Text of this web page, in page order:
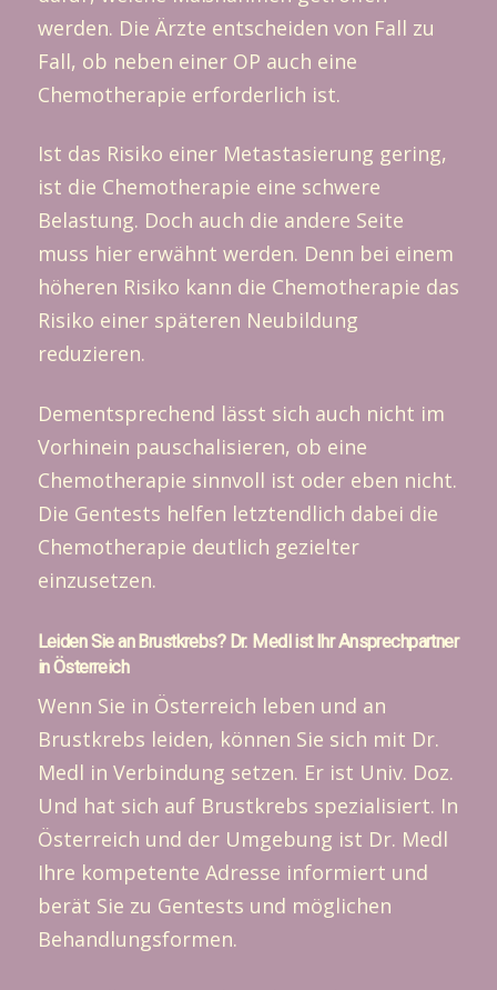
werden. Die Ärzte entscheiden von Fall zu
Fall, ob neben einer OP auch eine
Chemotherapie erforderlich ist.
Ist das Risiko einer Metastasierung gering,
ist die Chemotherapie eine schwere
Belastung. Doch auch die andere Seite
muss hier erwähnt werden. Denn bei einem
höheren Risiko kann die Chemotherapie das
Risiko einer späteren Neubildung
reduzieren.
Dementsprechend lässt sich auch nicht im
Vorhinein pauschalisieren, ob eine
Chemotherapie sinnvoll ist oder eben nicht.
Die Gentests helfen letztendlich dabei die
Chemotherapie deutlich gezielter
einzusetzen.
Leiden Sie an Brustkrebs? Dr. Medl ist Ihr Ansprechpartner
in Österreich
Wenn Sie in Österreich leben und an
Brustkrebs leiden, können Sie sich mit Dr.
Medl in Verbindung setzen. Er ist Univ. Doz.
Und hat sich auf Brustkrebs spezialisiert. In
Österreich und der Umgebung ist Dr. Medl
Ihre kompetente Adresse informiert und
berät Sie zu Gentests und möglichen
Behandlungsformen.